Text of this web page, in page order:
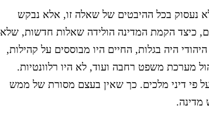
נעסוק בכל ההיבטים של שאלה זו, אלא נבקש
כיצד הקמת המדינה הולידה שאלות חדשות, שלא
היה בגלות, החיים היו מבוססים על קהילות,
מערכת משפט רחבה ועוד, לא היו רלוונטיות.
פי דיני מלכים. כך שאין בעצם מסורת של ממש
מדינה.